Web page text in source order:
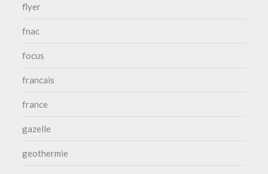
flyer
fnac
focus
francais
france
gazelle
geothermie